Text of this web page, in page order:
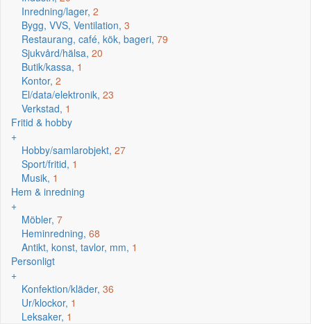
Inredning/lager, 2
Bygg, VVS, Ventilation, 3
Restaurang, café, kök, bageri, 79
Sjukvård/hälsa, 20
Butik/kassa, 1
Kontor, 2
El/data/elektronik, 23
Verkstad, 1
Fritid & hobby
+
Hobby/samlarobjekt, 27
Sport/fritid, 1
Musik, 1
Hem & inredning
+
Möbler, 7
Heminredning, 68
Antikt, konst, tavlor, mm, 1
Personligt
+
Konfektion/kläder, 36
Ur/klockor, 1
Leksaker, 1